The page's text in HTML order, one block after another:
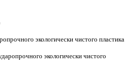
экологически чистого пластика
экологически чистого